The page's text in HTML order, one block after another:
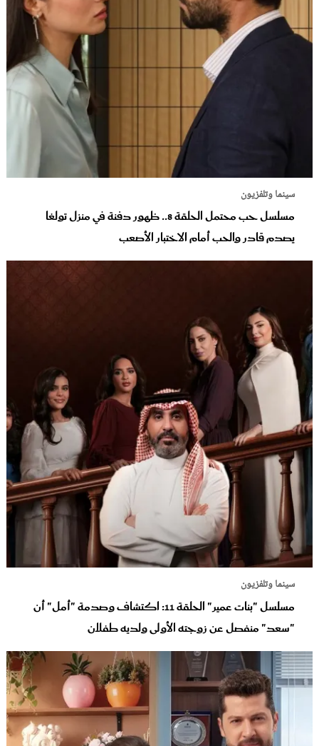
سينما وتلفزيون
مسلسل حب محتمل الحلقة 8.. ظهور دفنة في منزل تولغا
يصدم قادر والحب أمام الاختبار الأصعب
سينما وتلفزيون
مسلسل "بنات عمير" الحلقة 11: اكتشاف وصدمة "أمل" أن
"سعد" منفصل عن زوجته الأولى ولديه طفلان